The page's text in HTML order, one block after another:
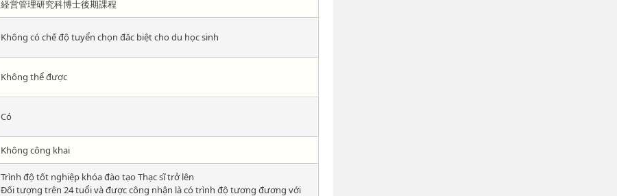
経営管理研究科博士後期課程
Không có chế độ tuyển chọn đăc biệt cho du học sinh
Không thể được
Có
Không công khai
Trình độ tốt nghiệp khóa đào tạo Thạc sĩ trở lên
Đối tượng trên 24 tuổi và được công nhận là có trình độ tương đương với